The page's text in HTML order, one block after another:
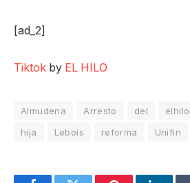
[ad_2]
Tiktok by EL HILO
Almudena Arresto del
hija
Lebois reforma Unifin